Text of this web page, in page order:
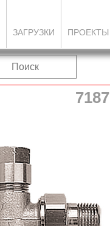
ЗАГРУЗКИ ПРОЕКТЫ
Поиск
7187